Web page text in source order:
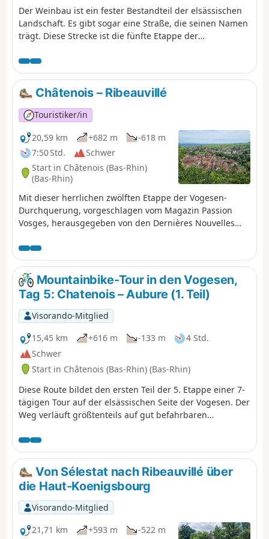
gegründet wurde, und die Ruinen der Abtei
Niedermünster im Tal bewundern. Viel Spaß beim
Entdecken!
Der Weinbau ist ein fester Bestandteil der elsässischen
Landschaft. Es gibt sogar eine Straße, die seinen Namen
trägt. Diese Strecke ist die fünfte Etappe der
mit Obernai. Aussichtspunkte gibt es sehr viele,
außerhalb der Dörfer sind sie geradezu allgegenwärtig.
Die Dörfer selbst sind sehr typisch mit hübschen
Fachwerkhäusern und besitzen einen unbestreitbaren
Charme. Auch das Kulturerbe ist ebenso gut vertreten.
Châtenois – Ribeauvillé
Touristiker/in
20,59 km
+682 m
-618 m
7:50 Std.
Schwer
Start in Châtenois (Bas-Rhin)
(Bas-Rhin)
Mit dieser herrlichen zwölften Etappe der Vogesen-
Durchquerung, vorgeschlagen vom Magazin Passion
Vosges, herausgegeben von den Dernières Nouvelles
nacheinander verschiedene Burgen, angefangen mit der
symbolträchtigen Haut-Koenigsbourg. Nach einem
schönen Abstecher in die Talmulde des Bergdorfs
Thannenkirch führt ein letzter Aufstieg zu der steilen
und spektakulären Anlage der drei Burgen, die die
charmante Weinstadt Ribeauvillé überragen, dem
Endpunkt dieser 20 Kilometer.
Mountainbike-Tour in den Vogesen,
Tag 5: Chatenois – Aubure (1. Teil)
Visorando-Mitglied
15,45 km
+616 m -133 m
4 Std.
Schwer
Start in Châtenois (Bas-Rhin) (Bas-Rhin)
Diese Route bildet den ersten Teil der 5. Etappe einer 7-
tägigen Tour auf der elsässischen Seite der Vogesen. Der
Weg verläuft größtenteils auf gut befahrbaren
besteht aus Schildern mit einem orangefarbenen oder
roten Mountainbike-Logo sowie der Aufschrift TMV
(Traversée du Massif Vosgien).
Von Sélestat nach Ribeauvillé über
die Haut-Koenigsbourg
Visorando-Mitglied
21,71 km
+593 m
-522 m